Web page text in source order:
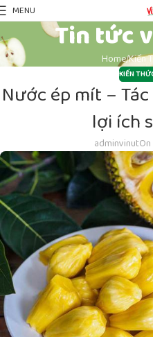
MENU
Tin tức
HomeKiến
KIẾN
Nước ép mít –
lợi ích
adminvinut